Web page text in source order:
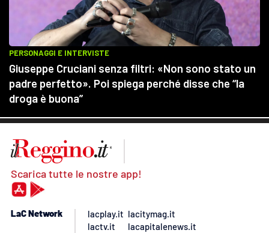
Scarica tutte le nostre app!
LaC Network
lacplay.it
lactv.it
lacitymag.it
lacapitalenews.it